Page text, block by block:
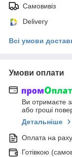
Самовивіз
Delivery
Всі умови
Умови оплати
Ви отримаєте
або гроші
Детальніше
Оплата на
Готівкою